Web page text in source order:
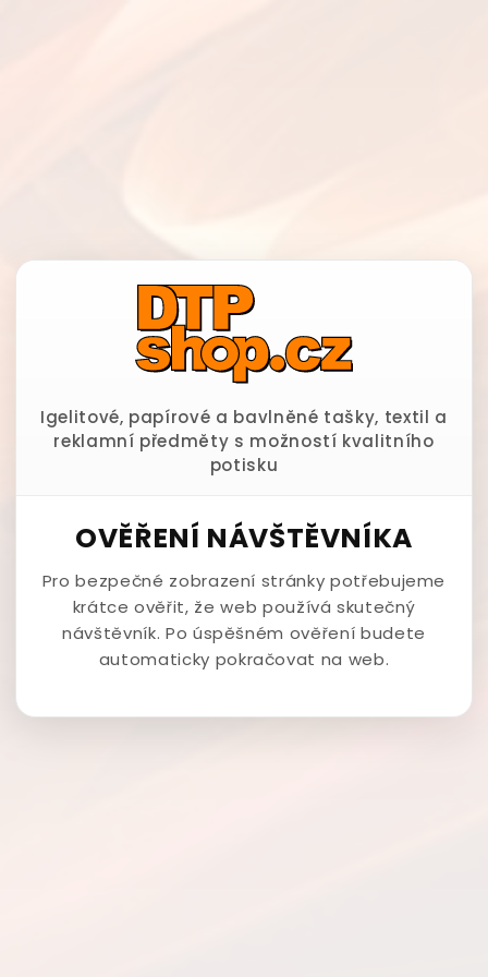
Igelitové, papírové a bavlněné tašky, textil a
reklamní předměty s možností kvalitního
potisku
OVĚŘENÍ NÁVŠTĚVNÍKA
Pro bezpečné zobrazení stránky potřebujeme
krátce ověřit, že web používá skutečný
návštěvník. Po úspěšném ověření budete
automaticky pokračovat na web.